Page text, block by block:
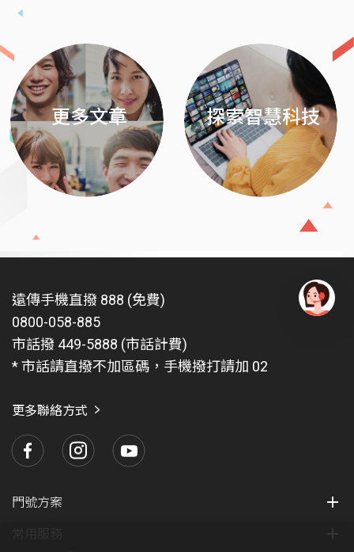
更多文章 探索智慧科技
遠傳手機直撥 888 (免費)
0800-058-885
市話撥 449-5888 (市話計費)
* 市話請直撥不加區碼，手機撥打請加 02
更多聯絡方式
門號方案